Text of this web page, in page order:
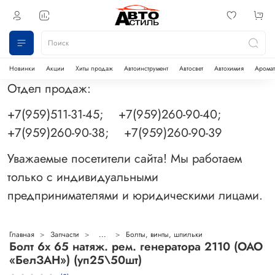
Новинки Акции Хиты продаж Автоинструмент Автосвет Автохимия
Отдел продаж:
+7(959)511-31-45; +7(959)260-90-40;
+7(959)260-90-38; +7(959)260-90-39
Уважаемые посетители сайта! Мы работаем
только с индивидуальными
предпринимателями и юридическими лицами.
Главная Запчасти ... Болты, винты, шпильки
Болт 6х 65 натяж. рем. генератора 2110 (ОАО
«БелЗАН») (уп25\50шт)